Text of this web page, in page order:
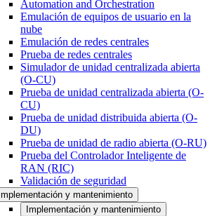
Automation and Orchestration
Emulación de equipos de usuario en la
nube
Emulación de redes centrales
Prueba de redes centrales
Simulador de unidad centralizada abierta
(O-CU)
Prueba de unidad centralizada abierta (O-
CU)
Prueba de unidad distribuida abierta (O-
DU)
Prueba de unidad de radio abierta (O-RU)
Prueba del Controlador Inteligente de
RAN (RIC)
Validación de seguridad
Implementación y mantenimiento
Implementación y mantenimiento